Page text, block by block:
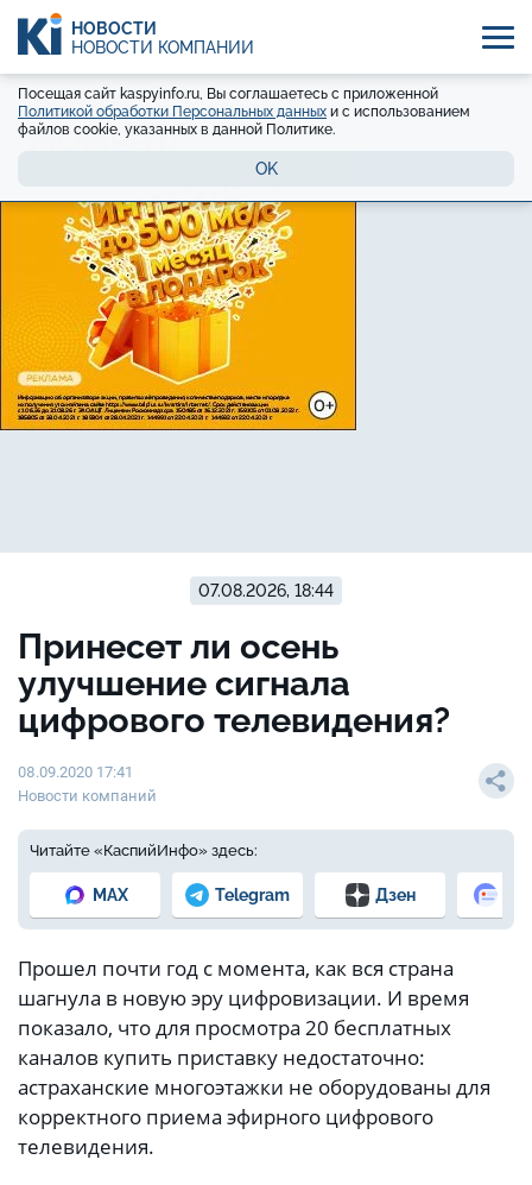
НОВОСТИ
НОВОСТИ КОМПАНИЙ
Посещая сайт kaspyinfo.ru, Вы соглашаетесь с приложенной
Политикой обработки Персональных данных и с использованием
файлов cookie, указанных в данной Политике.
OK
07.08.2026, 18:44
Принесет ли осень
улучшение сигнала
цифрового телевидения?
08.09.2020 17:41
Новости компаний
Читайте «КаспийИнфо» здесь:
MAX Telegram Дзен
Прошел почти год с момента, как вся страна
шагнула в новую эру цифровизации. И время
показало, что для просмотра 20 бесплатных
каналов купить приставку недостаточно:
астраханские многоэтажки не оборудованы для
корректного приема эфирного цифрового
телевидения.